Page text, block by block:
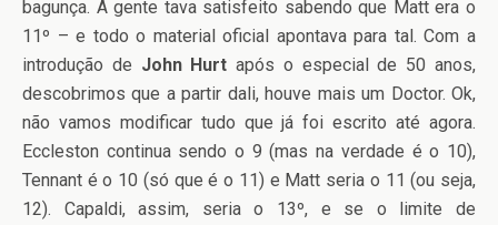
bagunça. A gente tava satisfeito sabendo que Matt era o
11º – e todo o material oficial apontava para tal. Com a
introdução de John Hurt após o especial de 50 anos,
descobrimos que a partir dali, houve mais um Doctor. Ok,
não vamos modificar tudo que já foi escrito até agora.
Eccleston continua sendo o 9 (mas na verdade é o 10),
Tennant é o 10 (só que é o 11) e Matt seria o 11 (ou seja,
12). Capaldi, assim, seria o 13º, e se o limite de